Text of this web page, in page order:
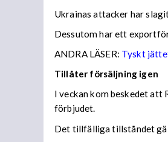
Ukrainas attacker har
Dessutom har ett
ANDRA LÄSER: Tyskt
Tillåter försäljning igen
I veckan kom beskedet att
förbjudet.
Det tillfälliga tillståndet